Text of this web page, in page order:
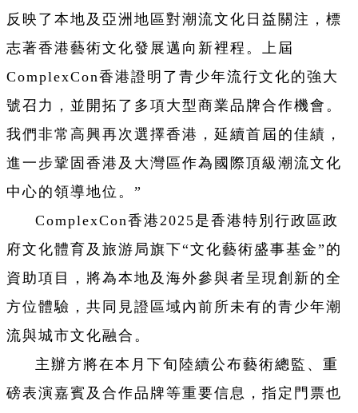
反映了本地及亞洲地區對潮流文化日益關注，標
志著香港藝術文化發展邁向新裡程。上屆
ComplexCon香港證明了青少年流行文化的強大
號召力，並開拓了多項大型商業品牌合作機會。
我們非常高興再次選擇香港，延續首屆的佳績，
進一步鞏固香港及大灣區作為國際頂級潮流文化
中心的領導地位。”
ComplexCon香港2025是香港特別行政區政
府文化體育及旅游局旗下“文化藝術盛事基金”的
資助項目，將為本地及海外參與者呈現創新的全
方位體驗，共同見證區域內前所未有的青少年潮
流與城市文化融合。
主辦方將在本月下旬陸續公布藝術總監、重
磅表演嘉賓及合作品牌等重要信息，指定門票也